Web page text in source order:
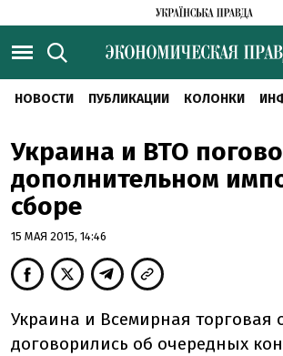
НОВОСТИ ПУБЛИКАЦИИ КОЛОНКИ
Украина и ВТО
дополнительном
сборе
15 МАЯ 2015, 14:46
Украина и Всемирная торговая
договорились об очередных